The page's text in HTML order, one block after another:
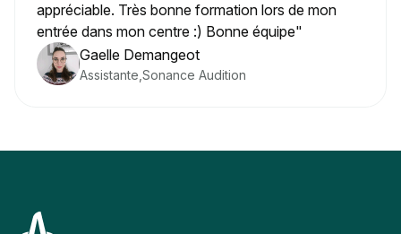
appréciable. Très bonne formation lors de mon
entrée dans mon centre :) Bonne équipe"
Gaelle Demangeot
Assistante Sonance Audition